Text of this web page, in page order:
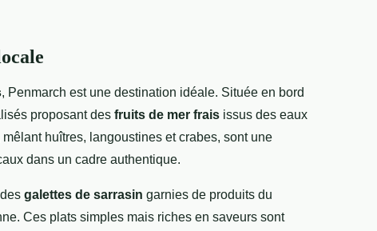
, Penmarch est une destination idéale. Située en bord
proposant des fruits de mer frais issus des eaux
huîtres, langoustines et crabes, sont une
dans un cadre authentique.
galettes de sarrasin garnies de produits du
Ces plats simples mais riches en saveurs sont